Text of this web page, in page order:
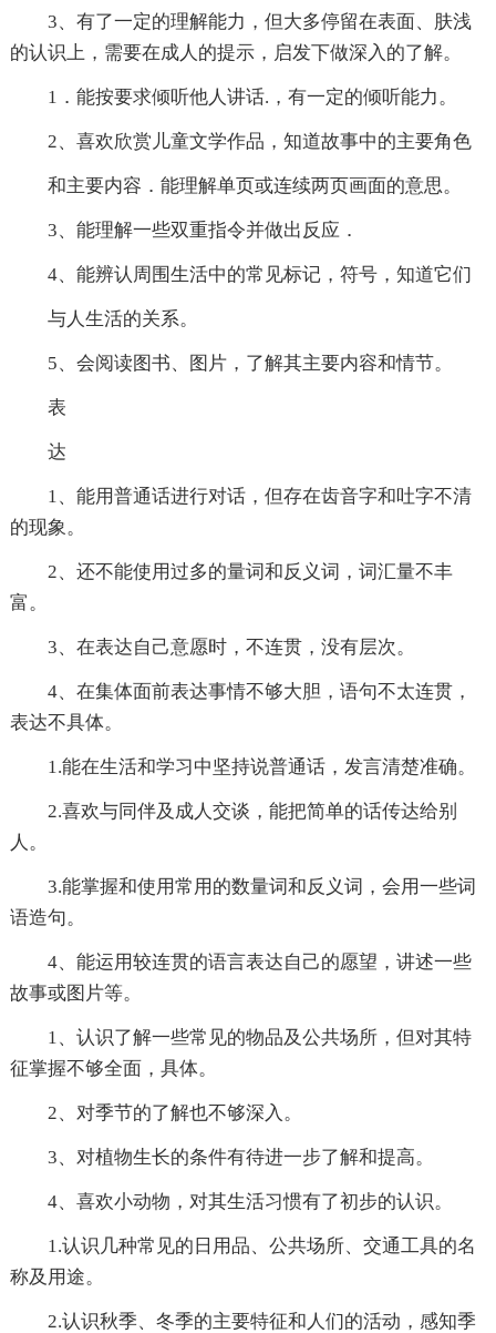
3、有了一定的理解能力，但大多停留在表面、肤浅
的认识上，需要在成人的提示，启发下做深入的了解。
1．能按要求倾听他人讲话.，有一定的倾听能力。
2、喜欢欣赏儿童文学作品，知道故事中的主要角色
和主要内容．能理解单页或连续两页画面的意思。
3、能理解一些双重指令并做出反应．
4、能辨认周围生活中的常见标记，符号，知道它们
与人生活的关系。
5、会阅读图书、图片，了解其主要内容和情节。
表
达
1、能用普通话进行对话，但存在齿音字和吐字不清
的现象。
2、还不能使用过多的量词和反义词，词汇量不丰
富。
3、在表达自己意愿时，不连贯，没有层次。
4、在集体面前表达事情不够大胆，语句不太连贯，
表达不具体。
1.能在生活和学习中坚持说普通话，发言清楚准确。
2.喜欢与同伴及成人交谈，能把简单的话传达给别
人。
3.能掌握和使用常用的数量词和反义词，会用一些词
语造句。
4、能运用较连贯的语言表达自己的愿望，讲述一些
故事或图片等。
1、认识了解一些常见的物品及公共场所，但对其特
征掌握不够全面，具体。
2、对季节的了解也不够深入。
3、对植物生长的条件有待进一步了解和提高。
4、喜欢小动物，对其生活习惯有了初步的认识。
1.认识几种常见的日用品、公共场所、交通工具的名
称及用途。
2.认识秋季、冬季的主要特征和人们的活动，感知季